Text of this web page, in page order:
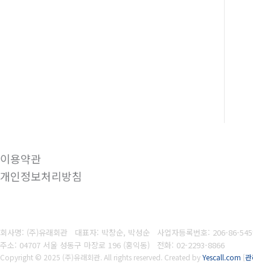
이용약관
개인정보처리방침
회사명: (주)유래회관 대표자: 박창순, 박성순 사업자등록번호: 206-86-
주소: 04707 서울 성동구 마장로 196 (홍익동) 전화: 02-2293-8866
Copyright © 2025 (주)유래회관. All rights reserved. Created byYescall.com [